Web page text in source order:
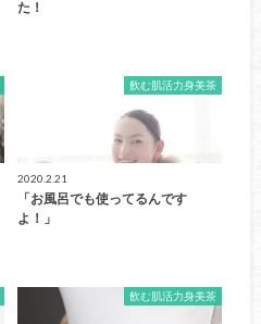
た！
飲む肌活力身美茶
2020.2.21
「お風呂でも使ってるんです
よ！」
飲む肌活力身美茶